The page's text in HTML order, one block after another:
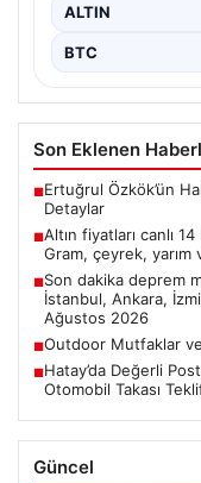
ALTIN
BTC
Son Eklenen
■Ertuğrul Özkök’ün
Detaylar
■Altın fiyatları canlı
Gram, çeyrek, yarım
■Son dakika deprem
İstanbul, Ankara,
Ağustos 2026
■Outdoor Mutfaklar
■Hatay’da Değerli
Otomobil Takası
Güncel